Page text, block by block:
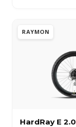
RAYMON
HardRay E 2.0